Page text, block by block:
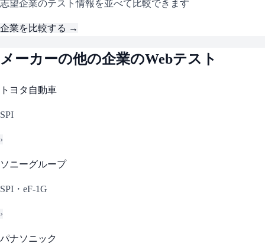
志望企業のテスト情報を並べて比較できます
企業を比較する →
メーカーの他の企業のWebテスト
トヨタ自動車
SPI
›
ソニーグループ
SPI・eF-1G
›
パナソニック